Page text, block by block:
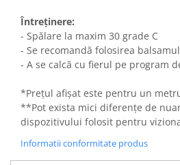
Întreținere:
- Spălare la maxim 30 grade C
- Se recomandă folosirea
- A se calcă cu fierul pe program
*Prețul afișat este pentru un
**Pot exista mici diferențe de
dispozitivului folosit pentru
Informatii conformitate produs